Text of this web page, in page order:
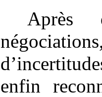
Après
enfin